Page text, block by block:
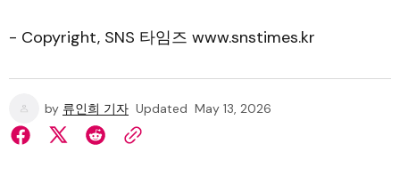
- Copyright, SNS 타임즈 www.snstimes.kr
by 류인희 기자 Updated May 13, 2026